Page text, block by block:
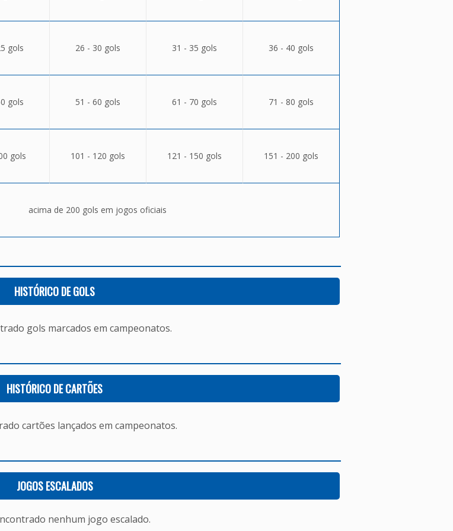
gols 26 - 30 gols 31 - 35 gols 36 - 40 gols
gols 51 - 60 gols 61 - 70 gols 71 - 80 gols
gols 101 - 120 gols 121 - 150 gols 151 - 200 gols
acima de 200 gols em jogos oficiais
HISTÓRICO DE GOLS
gols marcados em campeonatos.
HISTÓRICO DE CARTÕES
cartões lançados em campeonatos.
JOGOS ESCALADOS
nenhum jogo escalado.